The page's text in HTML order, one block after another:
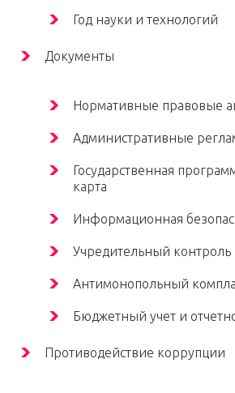
Год науки и технологий
Документы
Нормативные правовые
Административные
Государственная
карта
Информационная
Учредительный контроль
Антимонопольный
Бюджетный учет и
Противодействие коррупции